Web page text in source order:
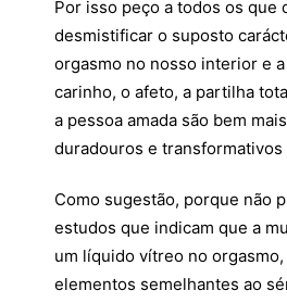
Por isso peço a todos os que
desmistificar o suposto
orgasmo no nosso interior e
carinho, o afeto, a partilha
a pessoa amada são bem
duradouros e transformativos
Como sugestão, porque não
estudos que indicam que a
um líquido vítreo no
elementos semelhantes ao